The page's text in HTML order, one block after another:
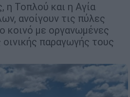
η Τοπλού και η Αγία
ανοίγουν τις πύλες
κοινό με οργανωμένες
παραγωγής τους